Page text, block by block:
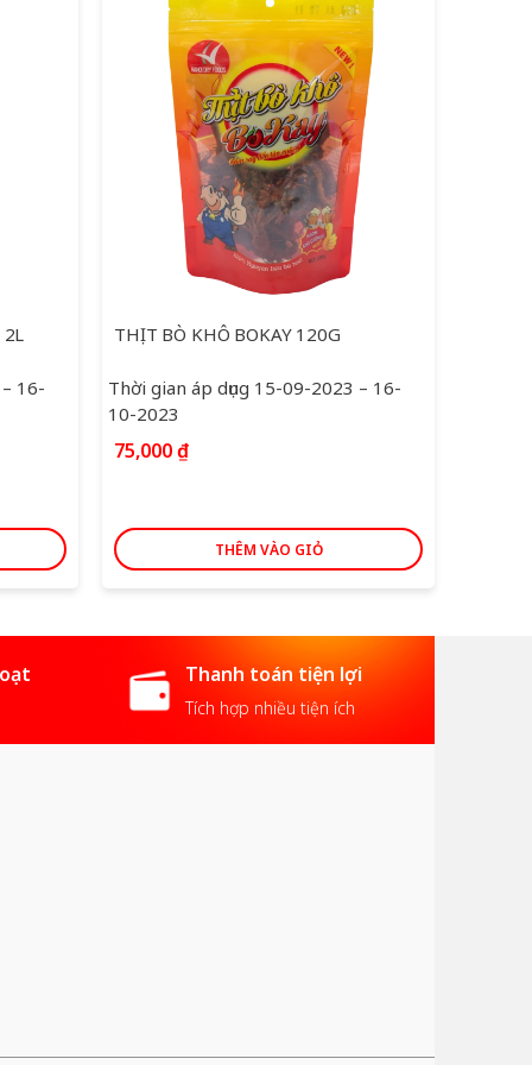
16-
THỊT BÒ KHÔ BOKAY 120G
Thời gian áp dụng 15-09-2023 – 16-
10-2023
75,000₫
THÊM VÀO GIỎ
Thanh toán tiện lợi
Tích hợp nhiều tiện ích